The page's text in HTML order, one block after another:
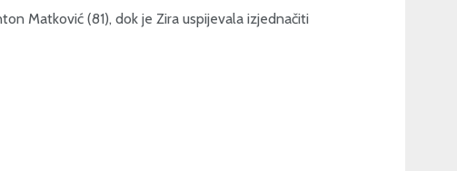
Matković (81), dok je Zira uspijevala izjednačiti